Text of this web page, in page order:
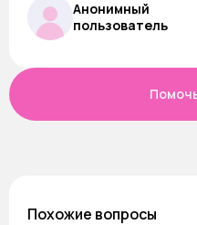
Анонимный
пользователь
Похожие вопросы